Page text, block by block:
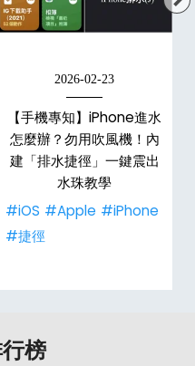
2026-02-23
【手機專知】iPhone進水
怎麼辦？勿用吹風機！內
建「排水捷徑」一鍵震出
水珠教學
#iOS #Apple #iPhone
#捷徑
榜